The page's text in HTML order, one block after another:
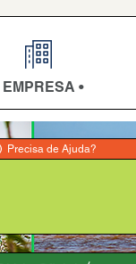
EMPRESA •
Precisa de Ajuda?